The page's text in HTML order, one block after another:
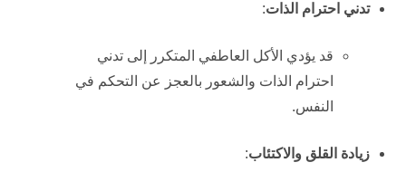
تدني احترام الذات:
قد يؤدي الأكل العاطفي المتكرر إلى تدني
احترام الذات والشعور بالعجز عن التحكم في
النفس.
زيادة القلق والاكتئاب: